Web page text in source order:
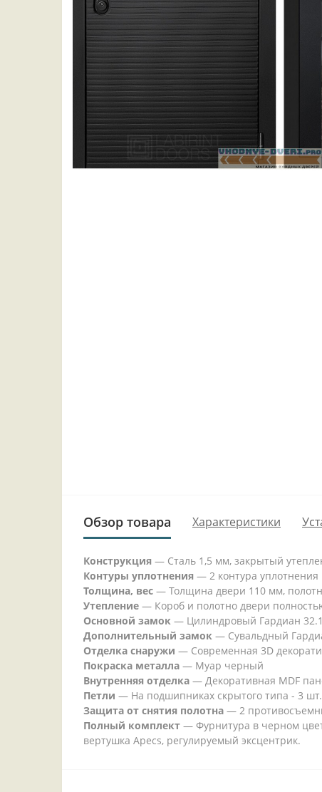
Обзор товара Характеристики
Конструкция — Сталь 1,5 мм, закрытый
Контуры уплотнения — 2 контура уплотнения
Толщина, вес — Толщина двери 110 мм,
Утепление — Короб и полотно двери
Основной замок — Цилиндровый Гардиан
Дополнительный замок — Сувальдный
Отделка снаружи — Современная 3D
Покраска металла — Муар черный
Внутренняя отделка — Декоративная MDF
Петли — На подшипниках скрытого типа - 3 шт.
Защита от снятия полотна — 2
Полный комплект — Фурнитура в черном
вертушка Apecs, регулируемый эксцентрик.